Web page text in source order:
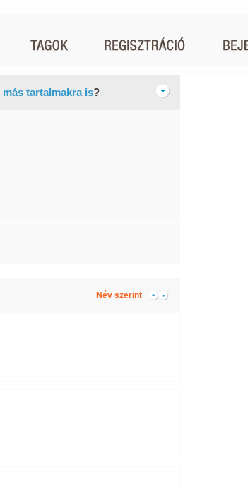
más tartalmakra is?
Név szerint